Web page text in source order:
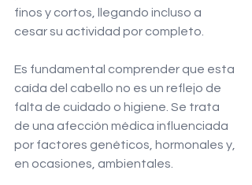
finos y cortos, llegando incluso a
cesar su actividad por completo.
Es fundamental comprender que esta
caída del cabello no es un reflejo de
falta de cuidado o higiene. Se trata
de una afección médica influenciada
por factores genéticos, hormonales y,
en ocasiones, ambientales.